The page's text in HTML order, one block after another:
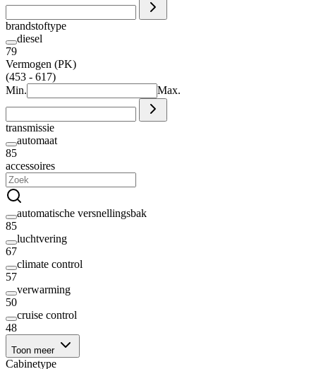
brandstoftype
diesel
79
Vermogen (PK)
(453 - 617)
Min.
Max.
transmissie
automaat
85
accessoires
automatische versnellingsbak
85
luchtvering
67
climate control
57
verwarming
50
cruise control
48
Toon meer
Cabinetype